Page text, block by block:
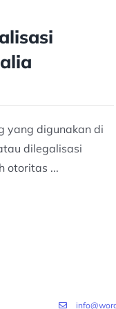
yang digunakan di
dilegalisasi
otoritas ...